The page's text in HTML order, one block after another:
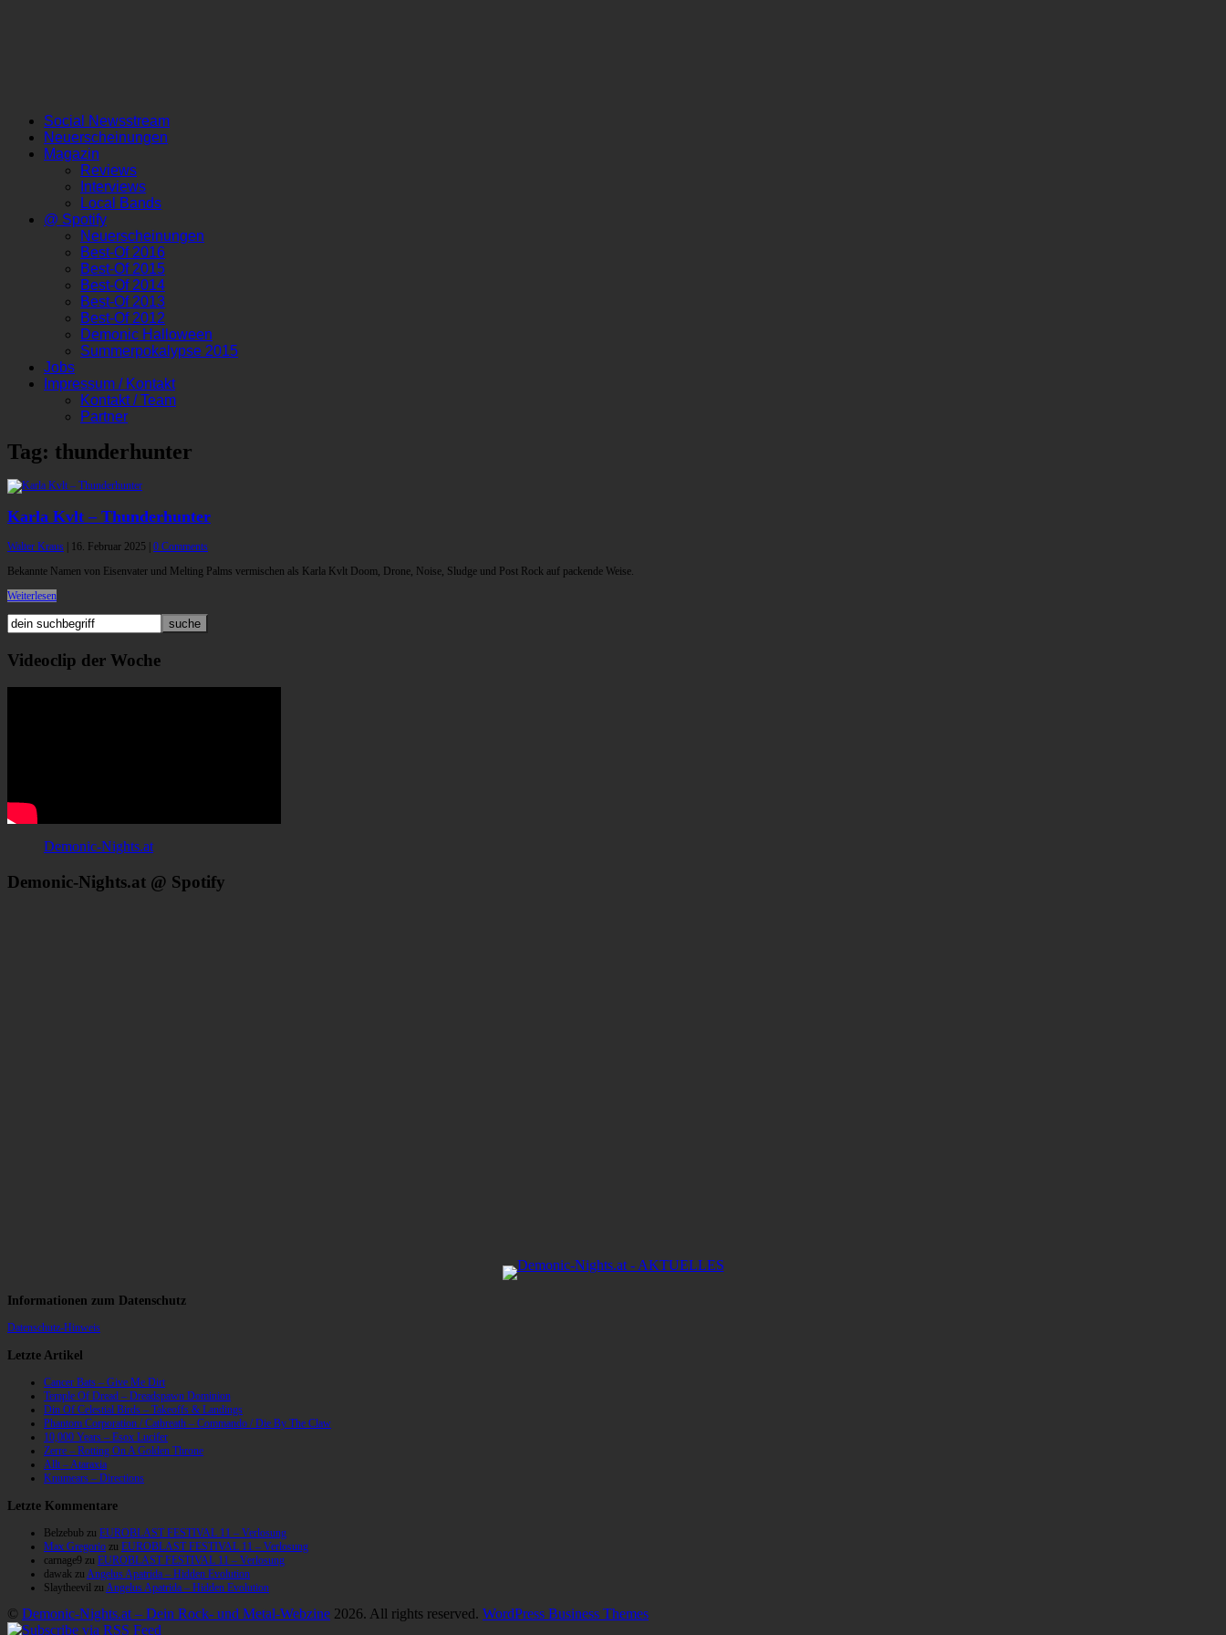
Social Newsstream
Neuerscheinungen
Magazin
Reviews
Interviews
Local Bands
@ Spotify
Neuerscheinungen
Best-Of 2016
Best-Of 2015
Best-Of 2014
Best-Of 2013
Best-Of 2012
Demonic Halloween
Summerpokalypse 2015
Jobs
Impressum / Kontakt
Kontakt / Team
Partner
Tag: thunderhunter
Karla Kvlt – Thunderhunter
Walter Kraus 16. Februar 2025
0 Comments
Bekannte Namen von Eisenvater und Melting Palms vermischen als Karla Kvlt Doom, Drone, Noise, Sludge und Post Rock auf packende Weise.
Weiterlesen
Videoclip der Woche
Demonic-Nights.at
Demonic-Nights.at @ Spotify
Informationen zum Datenschutz
Datenschutz-Hinweis
Letzte Artikel
Cancer Bats – Give Me Dirt
Temple Of Dread – Dreadspawn Dominion
Din Of Celestial Birds – Takeoffs & Landings
Phantom Corporation / Catbreath – Commando / Die By The Claw
10,000 Years – Esox Lucifer
Zerre – Rotting On A Golden Throne
Allt – Ataraxia
Knumears – Directions
Letzte Kommentare
Belzebub zu EUROBLAST FESTIVAL 11 – Verlosung
Max Gregorio zu EUROBLAST FESTIVAL 11 – Verlosung
carnage9 zu EUROBLAST FESTIVAL 11 – Verlosung
dawak zu Angelus Apatrida – Hidden Evolution
Slaytheevil zu Angelus Apatrida – Hidden Evolution
© Demonic-Nights.at – Dein Rock- und Metal-Webzine 2026. All rights reserved. WordPress Business Themes